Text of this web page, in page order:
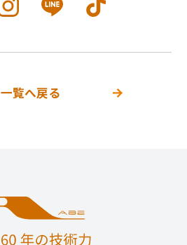
一覧へ戻る